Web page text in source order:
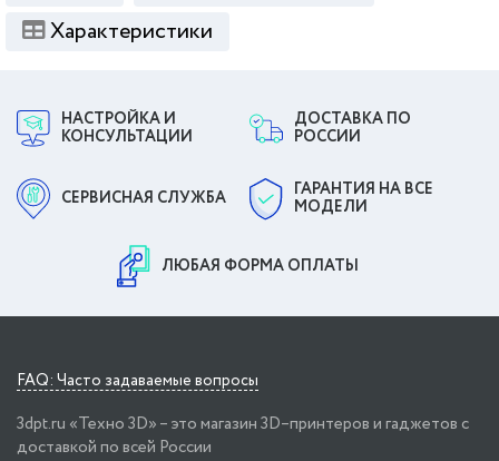
Характеристики
НАСТРОЙКА И
КОНСУЛЬТАЦИИ
ДОСТАВКА ПО
РОССИИ
СЕРВИСНАЯ СЛУЖБА
ГАРАНТИЯ НА ВСЕ
МОДЕЛИ
ЛЮБАЯ ФОРМА ОПЛАТЫ
FAQ: Часто задаваемые вопросы
3dpt.ru «Техно 3D» – это магазин 3D–принтеров и гаджетов с
доставкой по всей России